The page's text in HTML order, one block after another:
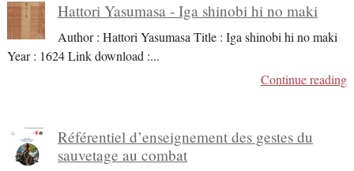
Hattori Yasumasa - Iga shinobi hi no maki
Author : Hattori Yasumasa Title : Iga shinobi hi no maki
Year : 1624 Link download :...
Continue reading
Référentiel d’enseignement des gestes du
sauvetage au combat